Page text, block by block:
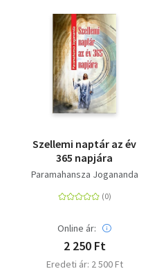
Szellemi naptár az év
365 napjára
Paramahansza Jogananda
Online ár:
2 250 Ft
Eredeti ár: 2 500 Ft